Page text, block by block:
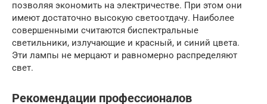
позволяя экономить на электричестве. При этом они
имеют достаточно высокую светоотдачу. Наиболее
совершенными считаются биспектральные
светильники, излучающие и красный, и синий цвета.
Эти лампы не мерцают и равномерно распределяют
свет.
Рекомендации профессионалов